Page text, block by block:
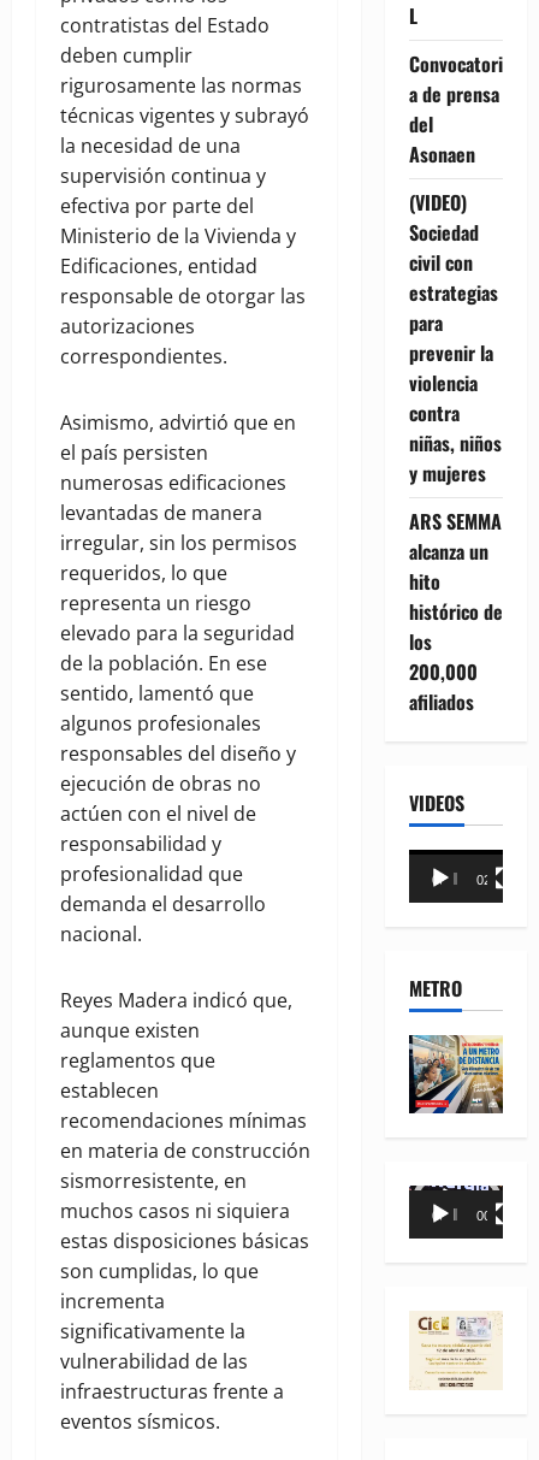
contratistas del Estado
deben cumplir
rigurosamente las normas
técnicas vigentes y subrayó
la necesidad de una
supervisión continua y
efectiva por parte del
Ministerio de la Vivienda y
Edificaciones, entidad
responsable de otorgar las
autorizaciones
correspondientes.
Asimismo, advirtió que en
el país persisten
numerosas edificaciones
levantadas de manera
irregular, sin los permisos
requeridos, lo que
representa un riesgo
elevado para la seguridad
de la población. En ese
sentido, lamentó que
algunos profesionales
responsables del diseño y
ejecución de obras no
actúen con el nivel de
responsabilidad y
profesionalidad que
demanda el desarrollo
nacional.
Reyes Madera indicó que,
aunque existen
reglamentos que
establecen
recomendaciones mínimas
en materia de construcción
sismorresistente, en
muchos casos ni siquiera
estas disposiciones básicas
son cumplidas, lo que
incrementa
significativamente la
vulnerabilidad de las
infraestructuras frente a
eventos sísmicos.
L
Convocatori
a de prensa
del
Asonaen
(VIDEO)
Sociedad
civil con
estrategias
para
prevenir la
violencia
contra
niñas, niños
y mujeres
ARS SEMMA
alcanza un
hito
histórico de
los
200,000
afiliados
VIDEOS
Reproductor
00:00 02:18
METRO
Reproductor
00:00 00:35